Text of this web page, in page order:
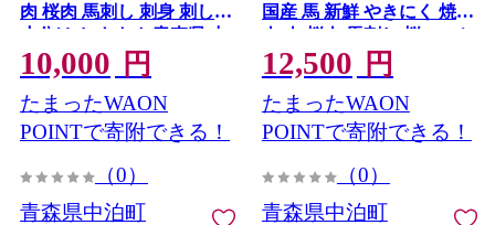
肉 桜肉 馬刺し 刺身 刺し身
小分け おすすめ 青森県 中
泊町 F6N-330
10,000 円
たまったWAON
POINTで寄附できる！
（0）
青森県中泊町
国産 馬 新鮮 やきにく 焼き
肉 肉 桜肉 馬刺し 桜ユッケ
ユッケ 小分け おすすめ 青
森県 中泊町 F6N-338
12,500 円
たまったWAON
POINTで寄附できる！
（0）
青森県中泊町